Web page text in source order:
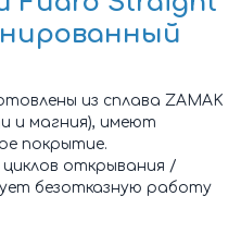
из сплава ZAMAK
и магния), имеют
покрытие.
циклов открывания /
безотказную работу